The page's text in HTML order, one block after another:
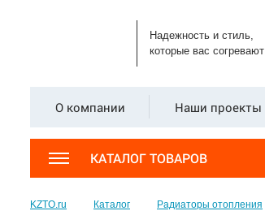
Надежность и стиль,
которые вас согревают
О компании Наши проекты
КАТАЛОГ ТОВАРОВ
KZTO.ru Каталог Радиаторы отопления